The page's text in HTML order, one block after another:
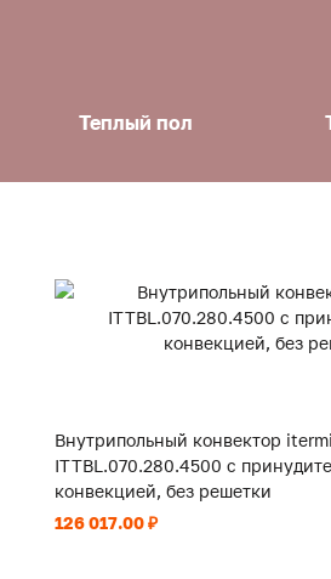
Теплый пол
Внутрипольный конвектор
ITTBL.070.280.4500 с
конвекцией, без решетки
126 017.00 ₽